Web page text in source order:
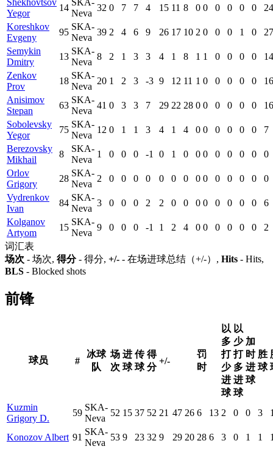
Shekhovtsov
Yegor
14
SKA-
Neva
32 0 7 7 4 15 11 8 0 0 0 0 0 0
24
Koreshkov
Evgeny
95
SKA-
Neva
39 2 4 6 9 26 17 10 2 0 0 0 1 0
27
Semykin
Dmitry
13
SKA-
Neva
8 2 1 3 3 4 1 8 1 1 0 0 0 0
14
Zenkov
Prov
18
SKA-
Neva
20 1 2 3 -3 9 12 11 1 0 0 0 0 0
16
Anisimov
Stepan
63
SKA-
Neva
41 0 3 3 7 29 22 28 0 0 0 0 0 0
16
Sobolevsky
Yegor
75
SKA-
Neva
12 0 1 1 3 4 1 4 0 0 0 0 0 0
7
Berezovsky
Mikhail
8
SKA-
Neva
1 0 0 0 -1 0 1 0 0 0 0 0 0 0
0
Orlov
Grigory
28
SKA-
Neva
2 0 0 0 0 0 0 0 0 0 0 0 0 0
0
Vydrenkov
Ivan
84
SKA-
Neva
3 0 0 0 2 2 0 0 0 0 0 0 0 0
6
Kolganov
Artyom
15
SKA-
Neva
9 0 0 0 -1 1 2 4 0 0 0 0 0 0
2
词汇表
场次 - 场次, 得分- 得分, +/- - 在场进球总结（+/-）, Hits - Hits,
BLS - Blocked shots
前锋
球员 #
冰球
队
场
次
进
球
传
球
得
分
+/-
罚
时
以
多
打
少
进
球
以
少
打
多
进
球
加
时
进
球
胜
球
Kuzmin
Grigory D.
59
SKA-
Neva
52 15 37 52 21 47 26 6 13 2 0 0 3
Konozov Albert 91
SKA-
Neva
53 9 23 32 9 29 20 28 6 3 0 1 1